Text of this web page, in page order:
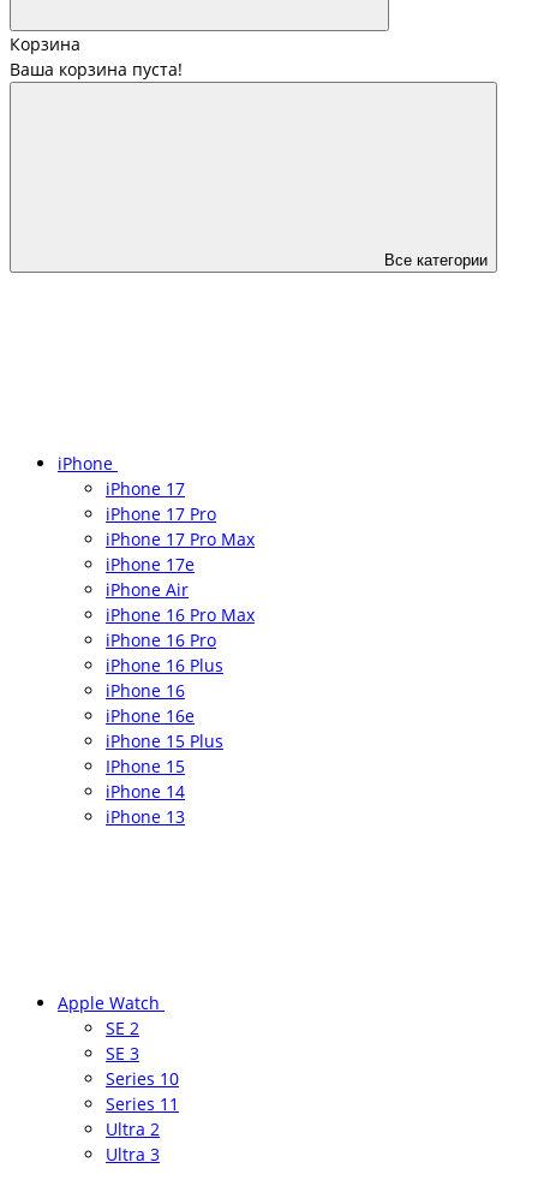
Корзина
Ваша корзина пуста!
Все категории
iPhone
iPhone 17
iPhone 17 Pro
iPhone 17 Pro Max
iPhone 17e
iPhone Air
iPhone 16 Pro Max
iPhone 16 Pro
iPhone 16 Plus
iPhone 16
iPhone 16e
iPhone 15 Plus
IPhone 15
iPhone 14
iPhone 13
Apple Watch
SE 2
SE 3
Series 10
Series 11
Ultra 2
Ultra 3